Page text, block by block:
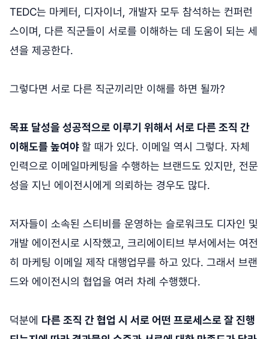
TEDC는 마케터, 디자이너, 개발자 모두 참석하는 컨퍼런
스이며, 다른 직군들이 서로를 이해하는 데 도움이 되는 세
션을 제공한다.
그렇다면 서로 다른 직군끼리만 이해를 하면 될까?
목표 달성을 성공적으로 이루기 위해서 서로 다른 조직 간
이해도를 높여야할 때가 있다. 이메일 역시 그렇다. 자체
인력으로 이메일마케팅을 수행하는 브랜드도 있지만, 전문
성을 지닌 에이전시에게 의뢰하는 경우도 많다.
저자들이 소속된 스티비를 운영하는 슬로워크도 디자인 및
개발 에이전시로 시작했고, 크리에이티브 부서에서는 여전
히 마케팅 이메일 제작 대행업무를 하고 있다. 그래서 브랜
드와 에이전시의 협업을 여러 차례 수행했다.
덕분에 다른 조직 간 협업 시 서로 어떤 프로세스로 잘 진행